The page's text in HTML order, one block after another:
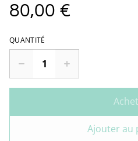
80,00 €
QUANTITÉ
Ajouter au